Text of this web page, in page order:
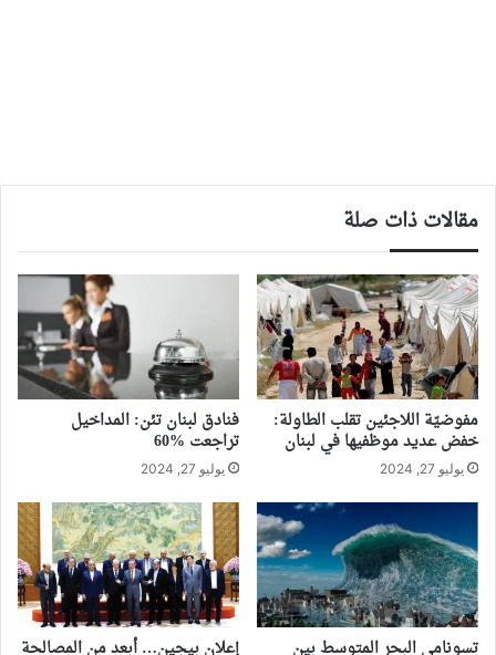
مقالات ذات صلة
مفوضيّة اللاجئين تقلب الطاولة:
خفض عديد موظفيها في لبنان
يوليو 27, 2024
فنادق لبنان تئن: المداخيل
تراجعت %60
يوليو 27, 2024
تسونامي البحر المتوسط بين إعلان بيجين… أبعد من المصالحة